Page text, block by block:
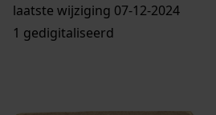
laatste wijziging 07-12-2024
1 gedigitaliseerd